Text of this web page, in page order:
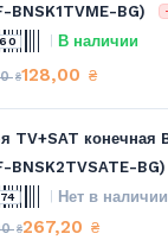
BNSK1TVME-BG)
В наличии
₴128,00 ₴
TV+SAT конечная
BNSK2TVSATE-BG)
Нет в наличии
₴267,20 ₴